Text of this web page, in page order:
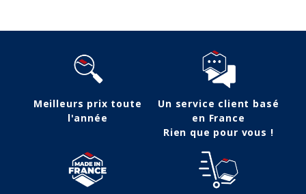
Meilleurs prix toute
l'année
Un service client basé
en France
Rien que pour vous !